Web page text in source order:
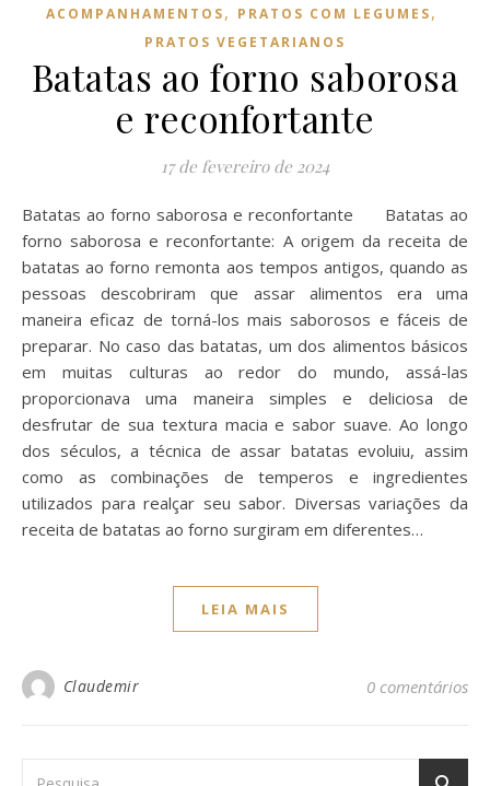
ACOMPANHAMENTOS, PRATOS COM LEGUMES,
PRATOS VEGETARIANOS
Batatas ao forno saborosa
e reconfortante
17 de fevereiro de 2024
Batatas ao forno saborosa e reconfortante Batatas ao
forno saborosa e reconfortante: A origem da receita de
batatas ao forno remonta aos tempos antigos, quando as
pessoas descobriram que assar alimentos era uma
maneira eficaz de torná-los mais saborosos e fáceis de
preparar. No caso das batatas, um dos alimentos básicos
em muitas culturas ao redor do mundo, assá-las
proporcionava uma maneira simples e deliciosa de
desfrutar de sua textura macia e sabor suave. Ao longo
dos séculos, a técnica de assar batatas evoluiu, assim
como as combinações de temperos e ingredientes
utilizados para realçar seu sabor. Diversas variações da
receita de batatas ao forno surgiram em diferentes…
LEIA MAIS
Claudemir 0 comentários